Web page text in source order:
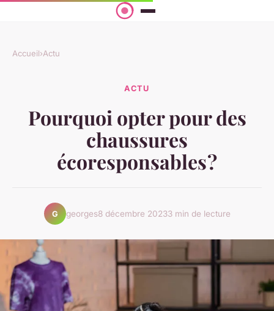
Accueil›Actu
ACTU
Pourquoi opter pour des
chaussures
écoresponsables ?
G georges8 décembre 20233 min de lecture